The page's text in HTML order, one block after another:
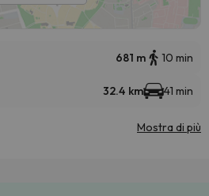
681 m 10 min
32.4 km 41 min
Mostra di più